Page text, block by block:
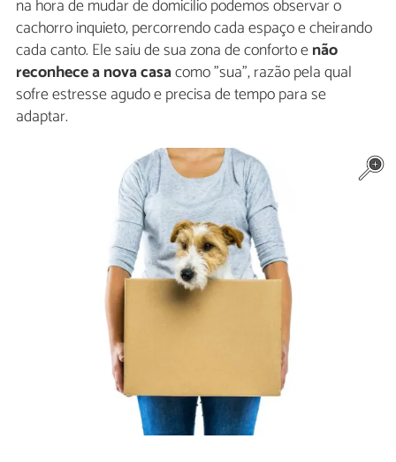
na hora de mudar de domicílio podemos observar o
cachorro inquieto, percorrendo cada espaço e cheirando
cada canto. Ele saiu de sua zona de conforto enão
reconhece a nova casacomo "sua", razão pela qual
sofre estresse agudo e precisa de tempo para se
adaptar.